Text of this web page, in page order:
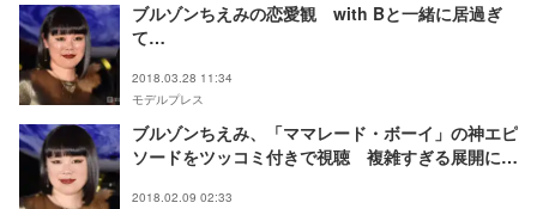
ブルゾンちえみの恋愛観 with Bと一緒に居過ぎ
て…
2018.03.28 11:34
モデルプレス
ブルゾンちえみ、「ママレード・ボーイ」の神エピ
ソードをツッコミ付きで視聴 複雑すぎる展開に
2018.02.09 02:33